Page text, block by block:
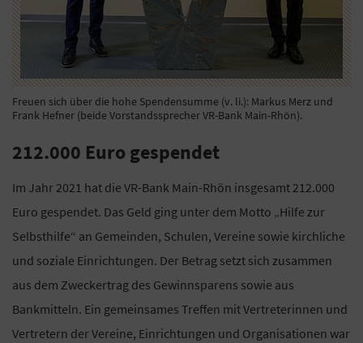
Freuen sich über die hohe Spendensumme (v. li.): Markus Merz und
Frank Hefner (beide Vorstandssprecher VR-Bank Main-Rhön).
212.000 Euro gespendet
Im Jahr 2021 hat die VR-Bank Main-Rhön insgesamt 212.000
Euro gespendet. Das Geld ging unter dem Motto „Hilfe zur
Selbsthilfe“ an Gemeinden, Schulen, Vereine sowie kirchliche
und soziale Einrichtungen. Der Betrag setzt sich zusammen
aus dem Zweckertrag des Gewinnsparens sowie aus
Bankmitteln. Ein gemeinsames Treffen mit Vertreterinnen und
Vertretern der Vereine, Einrichtungen und Organisationen war